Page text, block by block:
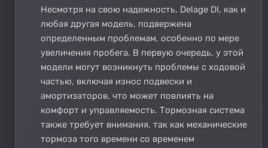
Несмотря на свою надежность, Delage DI, как и
любая другая модель, подвержена
определенным проблемам, особенно по мере
увеличения пробега. В первую очередь, у этой
модели могут возникнуть проблемы с ходовой
частью, включая износ подвески и
амортизаторов, что может повлиять на
комфорт и управляемость. Тормозная система
также требует внимания, так как механические
тормоза того времени со временем